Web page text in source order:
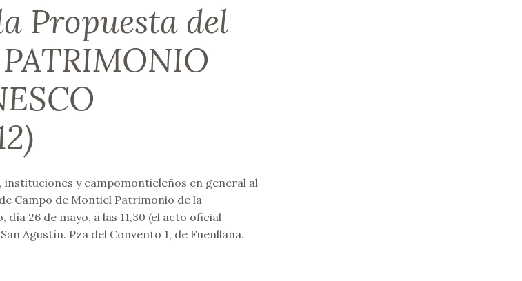
Propuesta del
instituciones y campomontieleños en general al
Campo de Montiel Patrimonio de la
26 de mayo, a las 11,30 (el acto oficial
Agustín. Pza del Convento 1, de Fuenllana.